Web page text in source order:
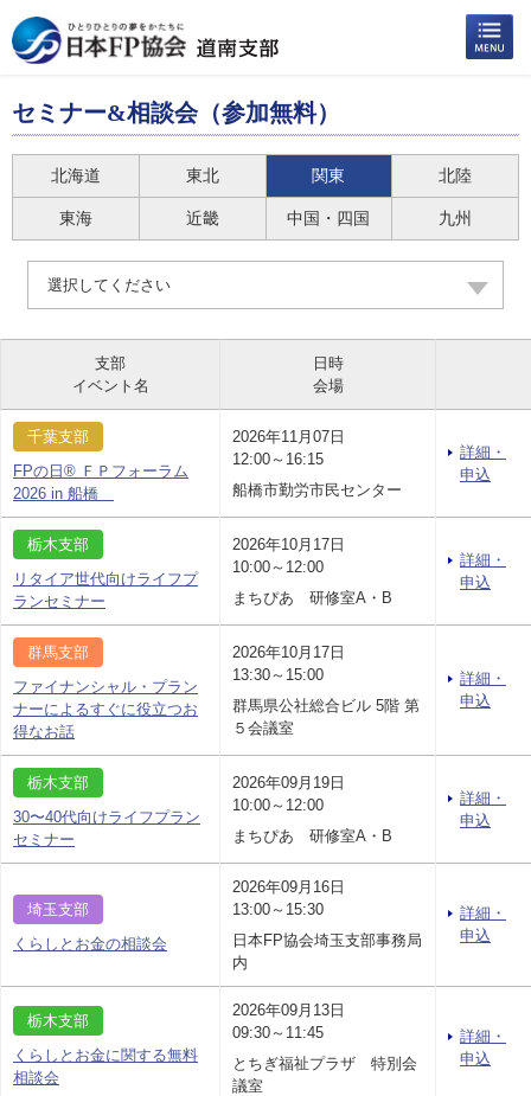
セミナー&相談会（参加無料）
北海道 東北 関東 北陸
東海 近畿 中国・四国 九州
選択してください
支部
イベント名
日時
会場
千葉支部
FPの日® ＦＰフォーラム
2026 in 船橋
2026年11月07日
12:00～16:15
船橋市勤労市民センター
詳細・
申込
栃木支部
リタイア世代向けライフプ
ランセミナー
2026年10月17日
10:00～12:00
まちぴあ 研修室A・B
詳細・
申込
群馬支部
ファイナンシャル・プラン
ナーによるすぐに役立つお
得なお話
2026年10月17日
13:30～15:00
群馬県公社総合ビル 5階 第
５会議室
詳細・
申込
栃木支部
30〜40代向けライフプラン
セミナー
2026年09月19日
10:00～12:00
まちぴあ 研修室A・B
詳細・
申込
埼玉支部
くらしとお金の相談会
2026年09月16日
13:00～15:30
日本FP協会埼玉支部事務局
内
詳細・
申込
栃木支部
くらしとお金に関する無料
相談会
2026年09月13日
09:30～11:45
とちぎ福祉プラザ 特別会
議室
詳細・
申込